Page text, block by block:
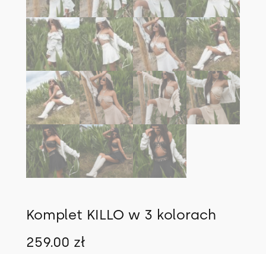
Komplet KILLO w 3 kolorach
259.00 zł